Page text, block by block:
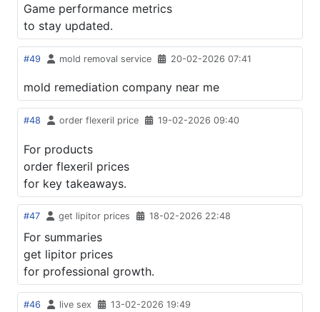
Game performance metrics
to stay updated.
#49 mold removal service 20-02-2026 07:41
mold remediation company near me
#48 order flexeril price 19-02-2026 09:40
For products
order flexeril prices
for key takeaways.
#47 get lipitor prices 18-02-2026 22:48
For summaries
get lipitor prices
for professional growth.
#46 live sex 13-02-2026 19:49